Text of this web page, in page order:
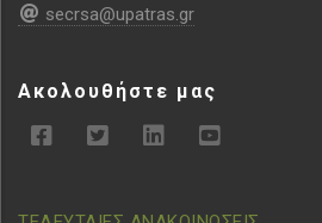
secrsa@upatras.gr
Ακολουθήστε μας